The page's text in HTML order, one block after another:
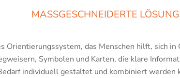
MASSGESCHNEIDERTE
das Menschen hilft, sich
Symbolen und Karten, die klare
individuell gestaltet und kombiniert